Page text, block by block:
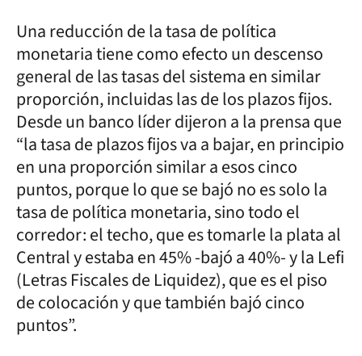
Una reducción de la tasa de política
monetaria tiene como efecto un descenso
general de las tasas del sistema en similar
proporción, incluidas las de los plazos fijos.
Desde un banco líder dijeron a la prensa que
“la tasa de plazos fijos va a bajar, en principio
en una proporción similar a esos cinco
puntos, porque lo que se bajó no es solo la
tasa de política monetaria, sino todo el
corredor: el techo, que es tomarle la plata al
Central y estaba en 45% -bajó a 40%- y la Lefi
(Letras Fiscales de Liquidez), que es el piso
de colocación y que también bajó cinco
puntos”.